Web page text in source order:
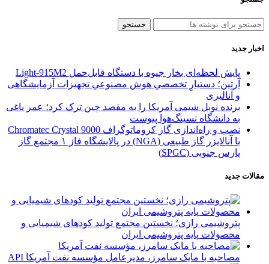
جستجو
اخبار جدید
پایش لحظه‌ای بخار جیوه با دستگاه قابل‌حمل Light‑915M2
آرتین؛ دستیارِ تخصصیِ هوش مصنوعیِ تجهیزات آزمایشگاهی
و آنالیزی
برنده نوبل شیمی آمریکا را به مقصد چین ترک کرد؛ عمر یاغی
به دانشگاه تسینگ‌هوا پیوست
نصب و راه‌اندازی گاز کروماتوگراف Chromatec Crystal 9000
با آنالایزر گاز طبیعی (NGA) در پالایشگاه فاز ۱ مجتمع گاز
پارس جنوبی (SPGC)
مقالات جدید
پتروشیمی رازی؛ نخستین مجتمع تولید کودهای شیمیایی و
محصولات پایه پتروشیمی ایران
مصاحبه با مایک سامرز، مدیرعامل مؤسسه نفت آمریکا API